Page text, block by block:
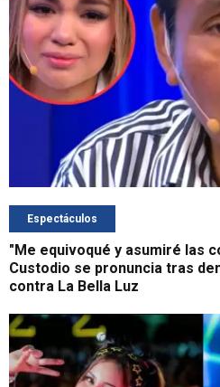
Espectáculos
"Me equivoqué y asumiré las
Custodio se pronuncia tras
contra La Bella Luz